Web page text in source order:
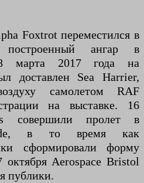
Foxtrot переместился в
построенный ангар в
марта 2017 года на
доставлен Sea Harrier,
самолетом RAF
на выставке. 16
совершили пролет в
в то время как
сформировали форму
октября Aerospace Bristol
публики.